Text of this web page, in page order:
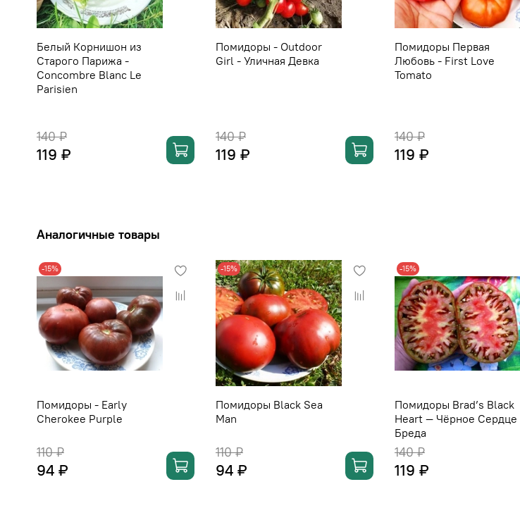
Белый Корнишон из
Старого Парижа -
Concombre Blanc Le
Parisien
140 ₽
119 ₽
Помидоры - Outdoor
Girl - Уличная Девка
140 ₽
119 ₽
Помидоры Первая
Любовь - First Love
Tomato
140 ₽
119 ₽
Аналогичные товары
-15%
Помидоры - Early
Cherokee Purple
110 ₽
94 ₽
-15%
Помидоры Black Sea
Man
110 ₽
94 ₽
-15%
Помидоры Brad’s Black
Heart — Чёрное Сердце
Бреда
140 ₽
119 ₽